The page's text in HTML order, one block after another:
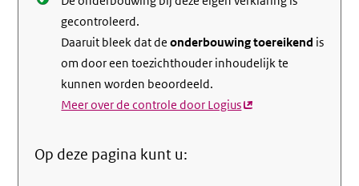
gecontroleerd.
Daaruit bleek dat deonderbouwing toereikend is
om door een toezichthouder inhoudelijk te
kunnen worden beoordeeld.
Meer over de controle door Logius(externe
Op deze pagina kunt u: